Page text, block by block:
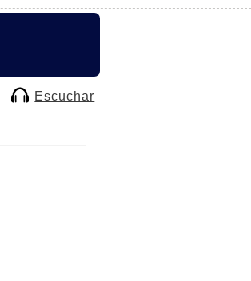
Escuchar